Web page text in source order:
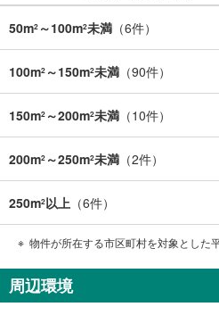
50m2 ～100m2未満 （6件）
100m2 ～150m2未満 （90件）
150m2 ～200m2未満 （10件）
200m2 ～250m2未満 （2件）
250m2以上 （6件）
物件が所在する市区町村を対象とした
周辺環境